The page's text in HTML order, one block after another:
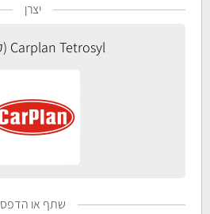
יצרן
Carplan Tetrosyl (קארפלן)
שתף או הדפס